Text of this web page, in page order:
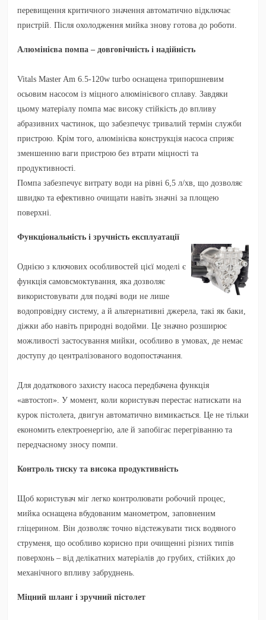
перевищення критичного значення автоматично відключає
пристрій. Після охолодження мийка знову готова до роботи.
Алюмінієва помпа – довговічність і надійність
Vitals Master Am 6.5-120w turbo оснащена трипоршневим
осьовим насосом із міцного алюмінієвого сплаву. Завдяки
цьому матеріалу помпа має високу стійкість до впливу
абразивних частинок, що забезпечує тривалий термін служби
пристрою. Крім того, алюмінієва конструкція насоса сприяє
зменшенню ваги пристрою без втрати міцності та
продуктивності.
Помпа забезпечує витрату води на рівні 6,5 л/хв, що дозволяє
швидко та ефективно очищати навіть значні за площею
поверхні.
Функціональність і зручність експлуатації
Однією з ключових особливостей цієї моделі є
функція самовсмоктування, яка дозволяє
використовувати для подачі води не лише
водопровідну систему, а й альтернативні джерела, такі як баки,
діжки або навіть природні водойми. Це значно розширює
можливості застосування мийки, особливо в умовах, де немає
доступу до централізованого водопостачання.
Для додаткового захисту насоса передбачена функція
«автостоп». У момент, коли користувач перестає натискати на
курок пістолета, двигун автоматично вимикається. Це не тільки
економить електроенергію, але й запобігає перегріванню та
передчасному зносу помпи.
Контроль тиску та висока продуктивність
Щоб користувач міг легко контролювати робочий процес,
мийка оснащена вбудованим манометром, заповненим
гліцерином. Він дозволяє точно відстежувати тиск водяного
струменя, що особливо корисно при очищенні різних типів
поверхонь – від делікатних матеріалів до грубих, стійких до
механічного впливу забруднень.
Міцний шланг і зручний пістолет